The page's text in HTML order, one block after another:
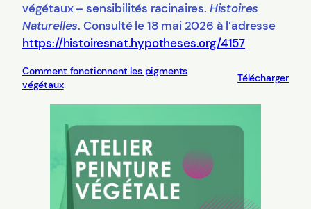
végétaux – sensibilités racinaires. Histoires
Naturelles. Consulté le 18 mai 2026 à l’adresse
https://histoiresnat.hypotheses.org/4157
Comment fonctionnent les pigments
végétaux
Télécharger